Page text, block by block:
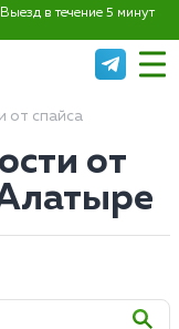
в течение 5 минут
от спайса
от